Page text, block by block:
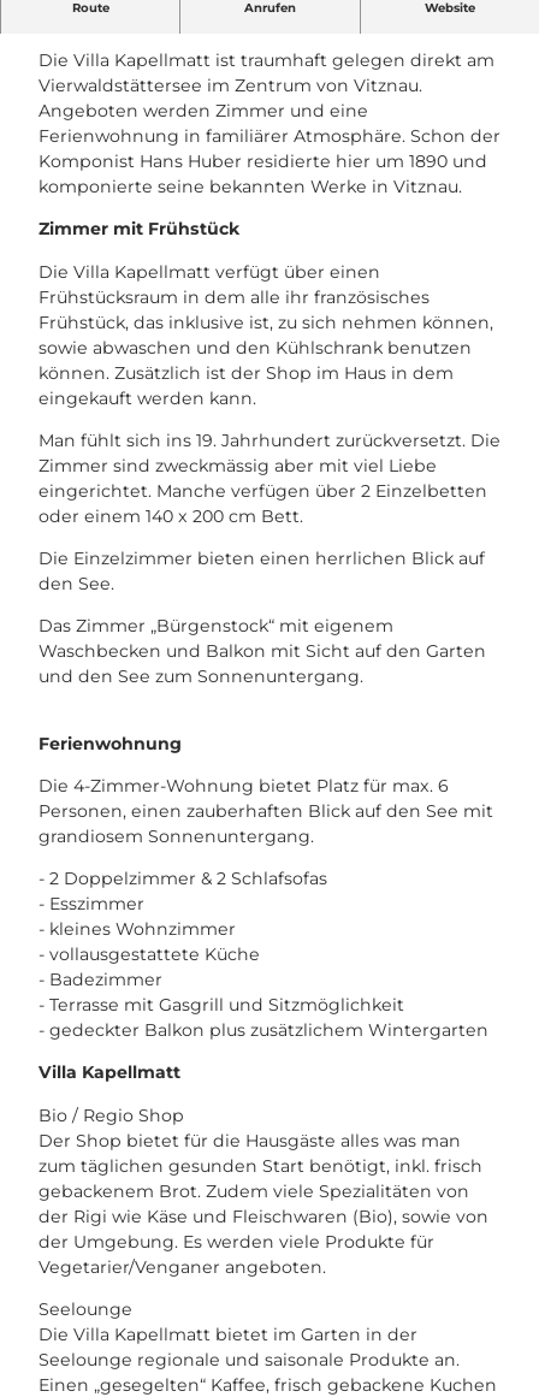
a
p
e
l
l
m
a
t
_
g
a
r
t
n
_
b
d
3
c
6
7
8
.
j
p
g
Route Anrufen Website
FERIEN UND VERWEILEN BEI FREUNDEN
Die Villa Kapellmatt ist traumhaft gelegen direkt am
Vierwaldstättersee im Zentrum von Vitznau.
Angeboten werden Zimmer und eine
Ferienwohnung in familiärer Atmosphäre. Schon der
Komponist Hans Huber residierte hier um 1890 und
komponierte seine bekannten Werke in Vitznau.
Zimmer mit Frühstück
Die Villa Kapellmatt verfügt über einen
Frühstücksraum in dem alle ihr französisches
Frühstück, das inklusive ist, zu sich nehmen können,
sowie abwaschen und den Kühlschrank benutzen
können. Zusätzlich ist der Shop im Haus in dem
eingekauft werden kann.
Man fühlt sich ins 19. Jahrhundert zurückversetzt. Die
Zimmer sind zweckmässig aber mit viel Liebe
eingerichtet. Manche verfügen über 2 Einzelbetten
oder einem 140 x 200 cm Bett.
Die Einzelzimmer bieten einen herrlichen Blick auf
den See.
Das Zimmer „Bürgenstock“ mit eigenem
Waschbecken und Balkon mit Sicht auf den Garten
und den See zum Sonnenuntergang.
Ferienwohnung
Die 4-Zimmer-Wohnung bietet Platz für max. 6
Personen, einen zauberhaften Blick auf den See mit
grandiosem Sonnenuntergang.
- 2 Doppelzimmer & 2 Schlafsofas
- Esszimmer
- kleines Wohnzimmer
- vollausgestattete Küche
- Badezimmer
- Terrasse mit Gasgrill und Sitzmöglichkeit
- gedeckter Balkon plus zusätzlichem Wintergarten
Villa Kapellmatt
Bio / Regio Shop
Der Shop bietet für die Hausgäste alles was man
zum täglichen gesunden Start benötigt, inkl. frisch
gebackenem Brot. Zudem viele Spezialitäten von
der Rigi wie Käse und Fleischwaren (Bio), sowie von
der Umgebung. Es werden viele Produkte für
Vegetarier/Venganer angeboten.
Seelounge
Die Villa Kapellmatt bietet im Garten in der
Seelounge regionale und saisonale Produkte an.
Einen „gesegelten“ Kaffee, frisch gebackene Kuchen